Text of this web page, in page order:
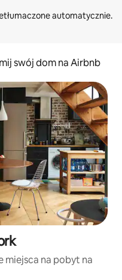
swój dom na Airbnb
miejsca na pobyt na